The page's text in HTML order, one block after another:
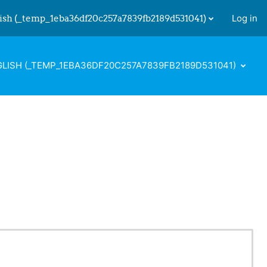
input
‎(_temp_1eba36df20c257a7839fb2189d531041)‎ Log in
‎(_TEMP_1EBA36DF20C257A7839FB2189D531041)‎